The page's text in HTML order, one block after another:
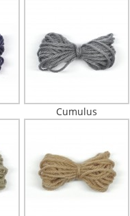
Cumulus